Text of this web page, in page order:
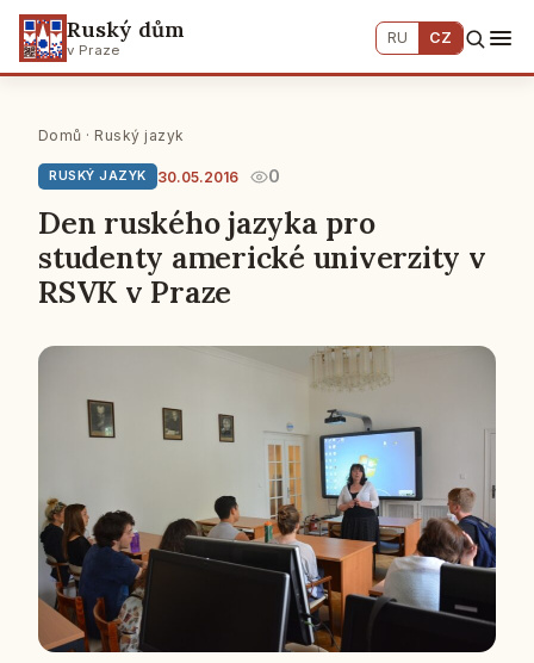
Ruský dům
v Praze
RU CZ
Domů · Ruský jazyk
RUSKÝ JAZYK 30.05.2016 0
Den ruského jazyka pro
studenty americké univerzity v
RSVK v Praze